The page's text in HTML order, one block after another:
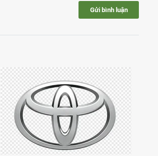
Gửi bình luận